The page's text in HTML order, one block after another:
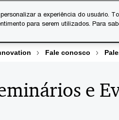
Serviços
Fale conosco
e
a experiência do usuário.
para serem utilizados. Para